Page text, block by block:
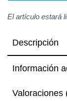
El artículo estará
Descripción
Información
Valoraciones